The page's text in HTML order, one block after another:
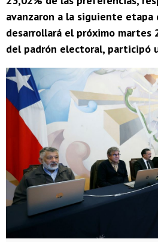
avanzaron a la siguiente etapa
desarrollará el próximo
del padrón electoral, participó